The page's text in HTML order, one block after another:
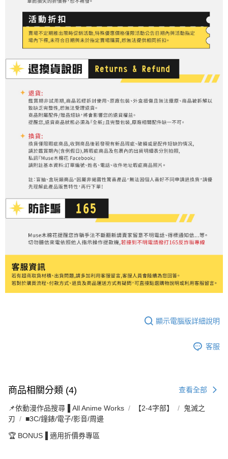
顯示電腦版詳細說明
客服
商品相關分類 (4) 查看全部
📌依動漫作品搜尋▐ All Anime Works 【2-4字部】
鬼滅之
刃
■3C/鐘錶/電子/影音/周邊
🏆 BONUS▐ 適用折價券專區